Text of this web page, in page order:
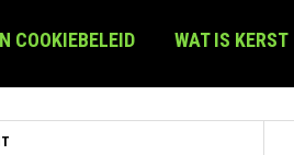
COOKIEBELEID WAT IS KERST